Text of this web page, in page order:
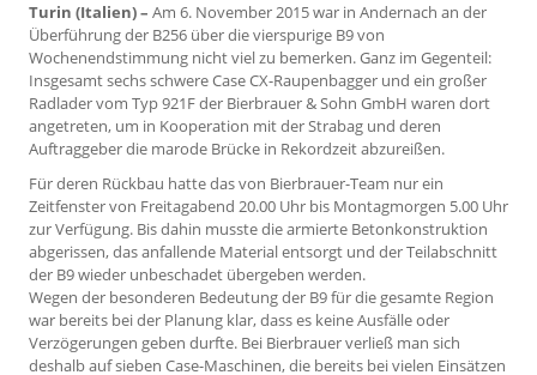
Turin (Italien) – Am 6. November 2015 war in Andernach an der
Überführung der B256 über die vierspurige B9 von
Wochenendstimmung nicht viel zu bemerken. Ganz im Gegenteil:
Insgesamt sechs schwere Case CX-Raupenbagger und ein großer
Radlader vom Typ 921F der Bierbrauer & Sohn GmbH waren dort
angetreten, um in Kooperation mit der Strabag und deren
Auftraggeber die marode Brücke in Rekordzeit abzureißen.
Für deren Rückbau hatte das von Bierbrauer-Team nur ein
Zeitfenster von Freitagabend 20.00 Uhr bis Montagmorgen 5.00 Uhr
zur Verfügung. Bis dahin musste die armierte Betonkonstruktion
abgerissen, das anfallende Material entsorgt und der Teilabschnitt
der B9 wieder unbeschadet übergeben werden.
Wegen der besonderen Bedeutung der B9 für die gesamte Re­gion
war bereits bei der Planung klar, dass es keine Ausfälle oder
Verzögerungen geben durfte. Bei Bierbrauer verließ man sich
deshalb auf sieben Case-Maschinen, die bereits bei vielen Einsätzen